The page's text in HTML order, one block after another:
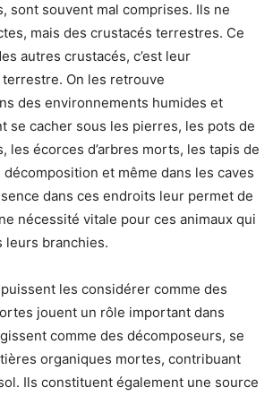
sont souvent mal comprises. Ils ne
mais des crustacés terrestres. Ce
autres crustacés, c’est leur
On les retrouve
des environnements humides et
se cacher sous les pierres, les pots de
les écorces d’arbres morts, les tapis de
et même dans les caves
dans ces endroits leur permet de
nécessité vitale pour ces animaux qui
leurs branchies.
les considérer comme des
jouent un rôle important dans
comme des décomposeurs, se
organiques mortes, contribuant
Ils constituent également une source